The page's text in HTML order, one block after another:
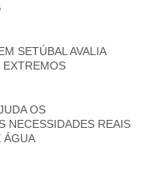
SETÚBAL AVALIA
EXTREMOS
OS
NECESSIDADES REAIS
ÁGUA